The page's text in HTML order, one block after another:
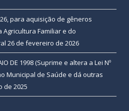
para aquisição de gêneros
Familiar e do
26 de fevereiro de 2026
DE 1998 (Suprime e altera a Lei Nº
Municipal de Saúde e dá outras
de 2025